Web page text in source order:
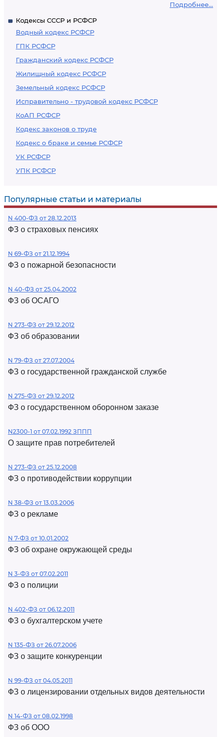
Подробнее...
Кодексы СССР и РСФСР
Водный кодекс РСФСР
ГПК РСФСР
Гражданский кодекс РСФСР
Жилищный кодекс РСФСР
Земельный кодекс РСФСР
Исправительно - трудовой кодекс РСФСР
КоАП РСФСР
Кодекс законов о труде
Кодекс о браке и семье РСФСР
УК РСФСР
УПК РСФСР
Популярные статьи и материалы
N 400-ФЗ от 28.12.2013
ФЗ о страховых пенсиях
N 69-ФЗ от 21.12.1994
ФЗ о пожарной безопасности
N 40-ФЗ от 25.04.2002
ФЗ об ОСАГО
N 273-ФЗ от 29.12.2012
ФЗ об образовании
N 79-ФЗ от 27.07.2004
ФЗ о государственной гражданской службе
N 275-ФЗ от 29.12.2012
ФЗ о государственном оборонном заказе
N2300-1 от 07.02.1992 ЗППП
О защите прав потребителей
N 273-ФЗ от 25.12.2008
ФЗ о противодействии коррупции
N 38-ФЗ от 13.03.2006
ФЗ о рекламе
N 7-ФЗ от 10.01.2002
ФЗ об охране окружающей среды
N 3-ФЗ от 07.02.2011
ФЗ о полиции
N 402-ФЗ от 06.12.2011
ФЗ о бухгалтерском учете
N 135-ФЗ от 26.07.2006
ФЗ о защите конкуренции
N 99-ФЗ от 04.05.2011
ФЗ о лицензировании отдельных видов деятельности
N 14-ФЗ от 08.02.1998
ФЗ об ООО